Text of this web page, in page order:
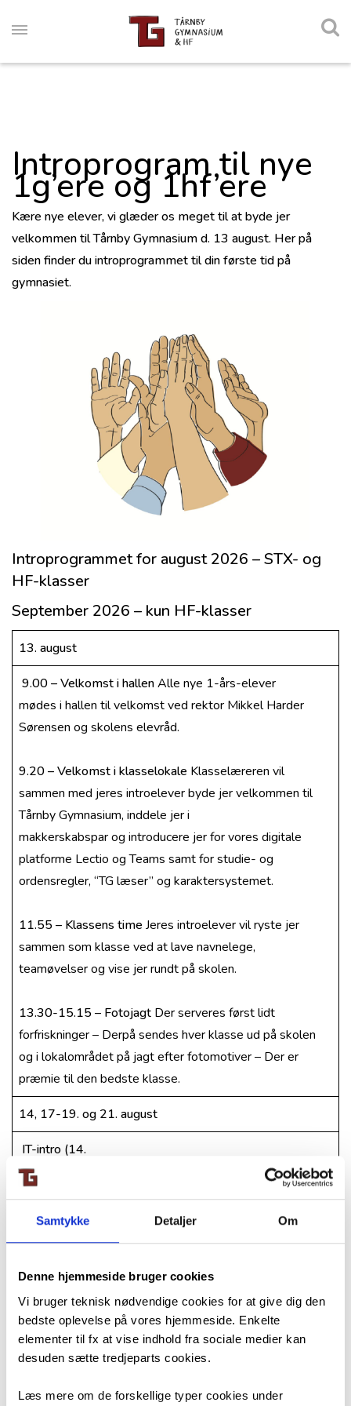
Samtykke Detaljer Om
Denne hjemmeside bruger cookies
Vi bruger teknisk nødvendige cookies for at give dig den
bedste oplevelse på vores hjemmeside. Enkelte
elementer til fx at vise indhold fra sociale medier kan
desuden sætte tredjeparts cookies.
Læs mere om de forskellige typer cookies under
Introprogram til nye
1g’ere og 1hf’ere
Kære nye elever, vi glæder os meget til at byde jer
velkommen til Tårnby Gymnasium d. 13 august. Her på
siden finder du introprogrammet til din første tid på
gymnasiet.
Introprogrammet for august 2026 – STX- og
HF-klasser
September 2026 – kun HF-klasser
13. august
9.00 – Velkomst i hallenAlle nye 1-års-elever
mødes i hallen til velkomst ved rektor Mikkel Harder
Sørensen og skolens elevråd.
9.20 – Velkomst i klasselokale Klasselæreren vil
sammen med jeres introelever byde jer velkommen til
Tårnby Gymnasium, inddele jer i
makkerskabspar og introducere jer for vores digitale
platforme Lectio og Teams samt for studie- og
ordensregler, “TG læser” og karaktersystemet.
11.55 – Klassens time Jeres introelever vil ryste jer
sammen som klasse ved at lave navnelege,
teamøvelser og vise jer rundt på skolen.
13.30-15.15 – Fotojagt Der serveres først lidt
forfriskninger – Derpå sendes hver klasse ud på skolen
og i lokalområdet på jagt efter fotomotiver – Der er
præmie til den bedste klasse.
14, 17-19. og 21. august
IT-intro (14.
August)
Introduktion i et modul til Teams, OneNote og
Office365 ved skolen IT-udvalg. Nærmere tidspunkt
følger. Husk computere.
besøg på Tårnby Bibliotek. I vil her få en introduktion til
lånemulighederne på stedet. I de øvrige moduler i
perioden undervises efter normalt skema.
20. august aften
17.00-21.00 – Introarrangement Der afholdes et